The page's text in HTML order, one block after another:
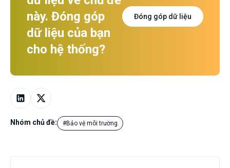
này. Đóng góp
dữ liệu của bạn
cho hệ thống?
Đóng góp dữ liệu
Nhóm chủ đề: #Bảo vệ môi trường